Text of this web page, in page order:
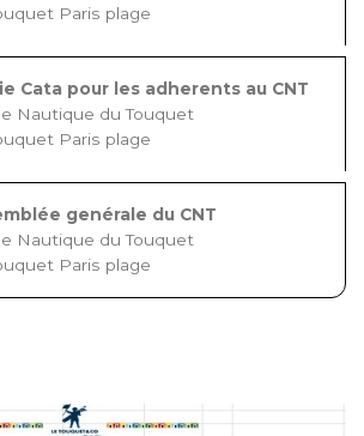
Paris plage
Cata pour les adherents au CNT
Nautique du Touquet
Paris plage
genérale du CNT
Nautique du Touquet
Paris plage